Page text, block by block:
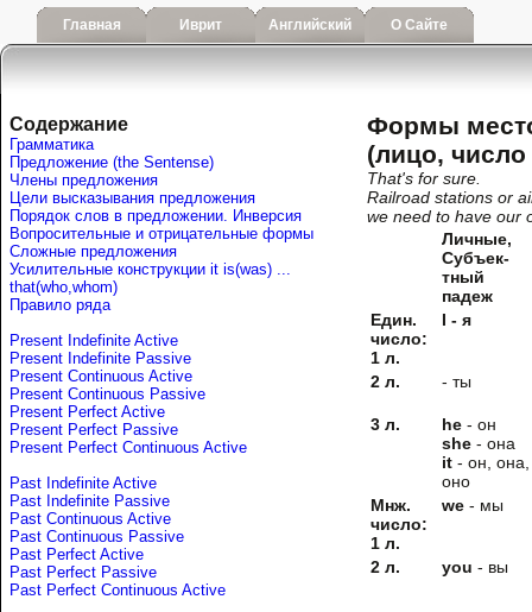
Главная Иврит Английский О Сайте
Содержание
Грамматика
Предложение (the Sentense)
Члены предложения
Цели высказывания предложения
Порядок слов в предложении. Инверсия
Вопросительные и отрицательные формы
Сложные предложения
Усилительные конструкции it is(was) ...
that(who,whom)
Правило ряда
Present Indefinite Active
Present Indefinite Passive
Present Continuous Active
Present Continuous Passive
Present Perfect Active
Present Perfect Passive
Present Perfect Continuous Active
Past Indefinite Active
Past Indefinite Passive
Past Continuous Active
Past Continuous Passive
Past Perfect Active
Past Perfect Passive
Past Perfect Continuous Active
Формы
(лицо,
That's for sure.
Railroad stations or
we need to have our
Личные,
Субъек-
тный
падеж
Един.
число:
1 л.
I - я
2 л. - ты
3 л. he - он
she - она
it - он, она,
оно
Мнж.
число:
1 л.
we - мы
2 л. you - вы